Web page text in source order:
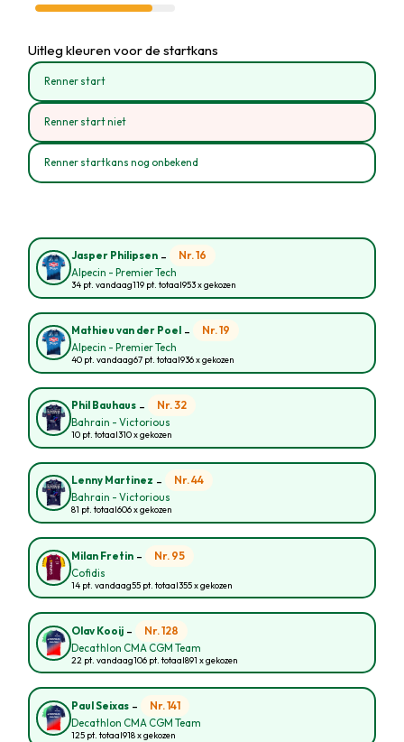
Uitleg kleuren voor de startkans
Renner start
Renner start niet
Renner startkans nog onbekend
Jasper Philipsen - Nr. 16
Alpecin - Premier Tech
34 pt. vandaag119 pt. totaal953 x gekozen
Mathieu van der Poel - Nr. 19
Alpecin - Premier Tech
40 pt. vandaag67 pt. totaal936 x gekozen
Phil Bauhaus - Nr. 32
Bahrain - Victorious
10 pt. totaal310 x gekozen
Lenny Martinez - Nr. 44
Bahrain - Victorious
81 pt. totaal606 x gekozen
Milan Fretin - Nr. 95
Cofidis
14 pt. vandaag55 pt. totaal355 x gekozen
Olav Kooij - Nr. 128
Decathlon CMA CGM Team
22 pt. vandaag106 pt. totaal891 x gekozen
Paul Seixas - Nr. 141
Decathlon CMA CGM Team
125 pt. totaal918 x gekozen